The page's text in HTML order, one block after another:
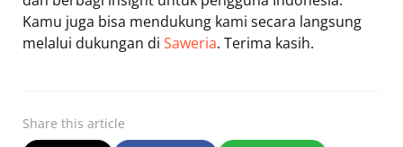
Kamu juga bisa mendukung kami secara langsung
melalui dukungan di Saweria. Terima kasih.
Share this article